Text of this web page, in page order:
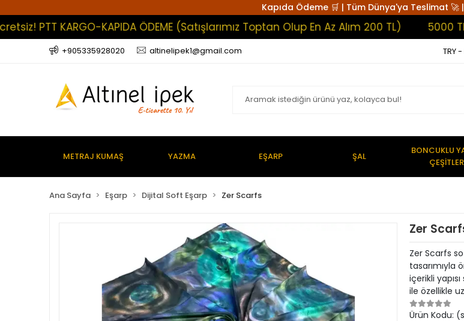
Kapıda Ödeme 🛒 | Tüm Dünya'ya Teslimat 🚀
KARGO-KAPIDA ÖDEME (Satışlarımız Toptan Olup En Az Alım 200 TL) 5000 TL ve
+905335928020 altinelipek1@gmail.com TRY
METRAJ KUMAŞ YAZMA EŞARP ŞAL
BONCUKLU
Ana Sayfa Eşarp Dijital Soft Eşarp Zer Scarfs
Zer
Zer Scarfs
tasarımıyla
içerikli
ile özellikle
Ürün Kodu: